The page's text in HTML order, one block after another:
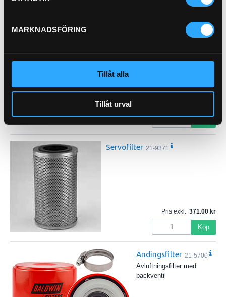
MARKNADSFÖRING
Tillåt alla
Tillåt urval
Servofilter 21-9371
Pris exkl. 371.00
Köp
Andingsfilter 21-5700
Avluftningsfilter med
backventil